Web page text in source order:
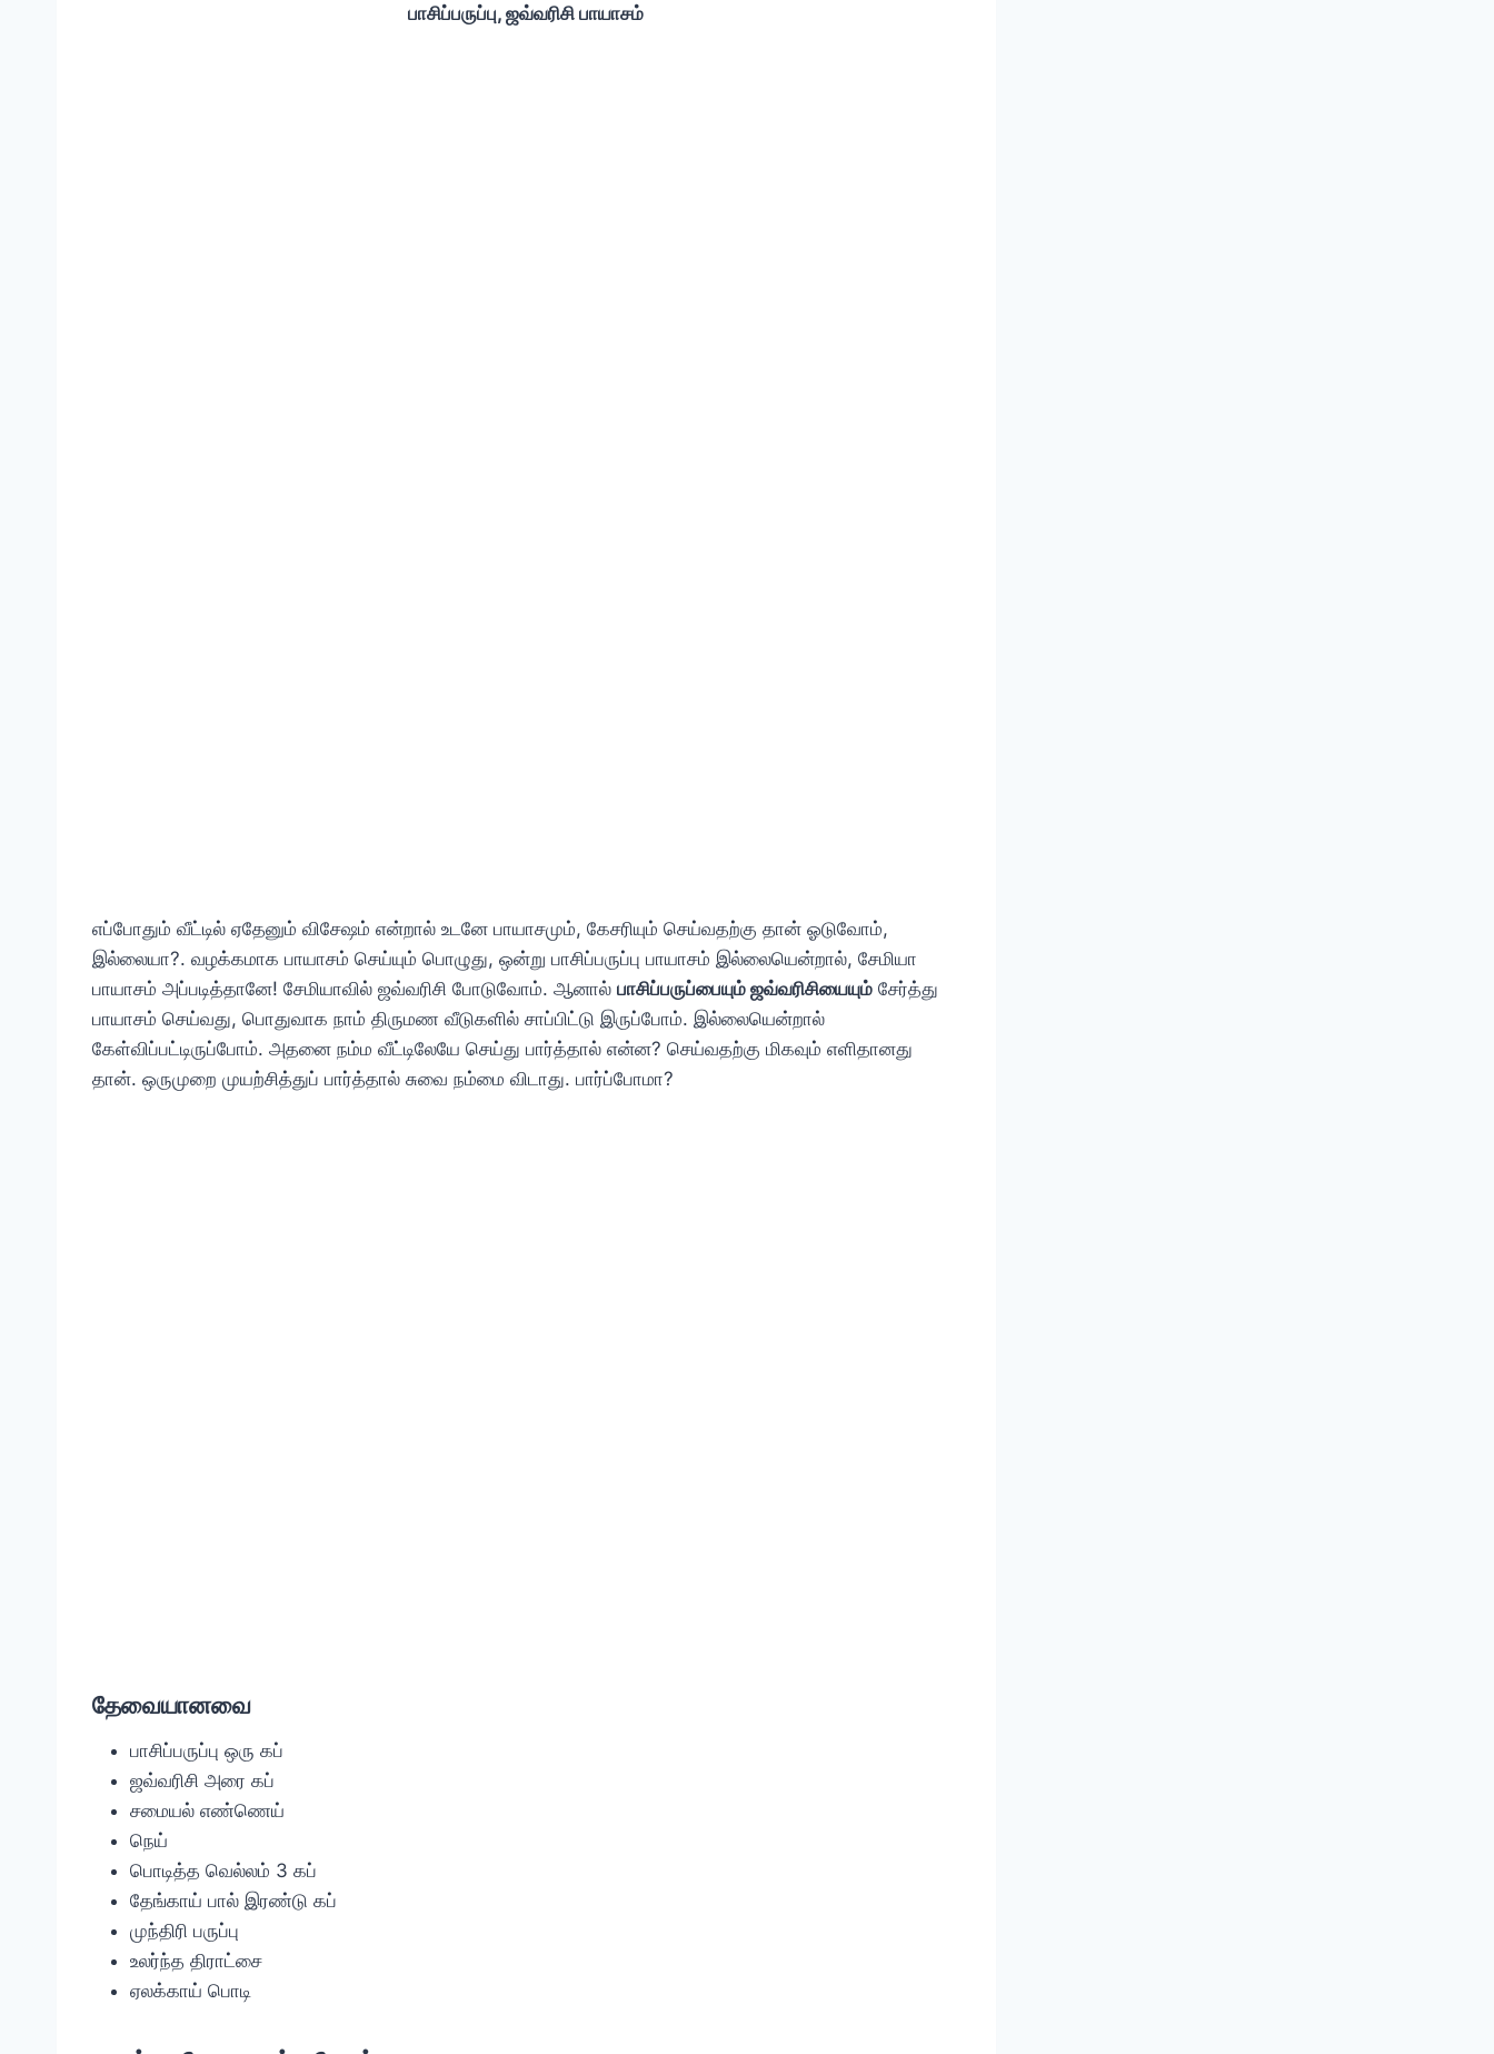
பாசிப்பருப்பு, ஜவ்வரிசி பாயாசம்
எப்போதும் வீட்டில் ஏதேனும் விசேஷம் என்றால் உடனே பாயாசமும், கேசரியும் செய்வதற்கு தான் ஓடுவோம்,
இல்லையா?. வழக்கமாக பாயாசம் செய்யும் பொழுது, ஒன்று பாசிப்பருப்பு பாயாசம் இல்லையென்றால், சேமியா
பாயாசம் அப்படித்தானே! சேமியாவில் ஜவ்வரிசி போடுவோம். ஆனால் பாசிப்பருப்பையும் ஜவ்வரிசியையும் சேர்த்து
பாயாசம் செய்வது, பொதுவாக நாம் திருமண வீடுகளில் சாப்பிட்டு இருப்போம். இல்லையென்றால்
கேள்விப்பட்டிருப்போம். அதனை நம்ம வீட்டிலேயே செய்து பார்த்தால் என்ன? செய்வதற்கு மிகவும் எளிதானது
தான். ஒருமுறை முயற்சித்துப் பார்த்தால் சுவை நம்மை விடாது. பார்ப்போமா?
தேவையானவை
பாசிப்பருப்பு ஒரு கப்
ஜவ்வரிசி அரை கப்
சமையல் எண்ணெய்
நெய்
பொடித்த வெல்லம் 3 கப்
தேங்காய் பால் இரண்டு கப்
முந்திரி பருப்பு
உலர்ந்த திராட்சை
ஏலக்காய் பொடி